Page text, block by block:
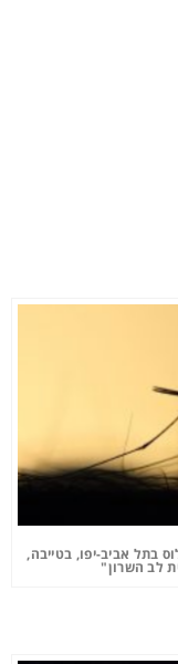
בתל אביב-יפו, בטייבה,
לב השרון"